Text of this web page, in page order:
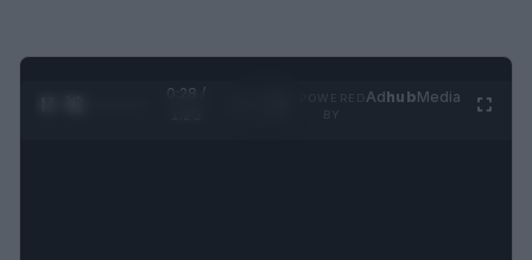
0:28 /
AdhubMedia